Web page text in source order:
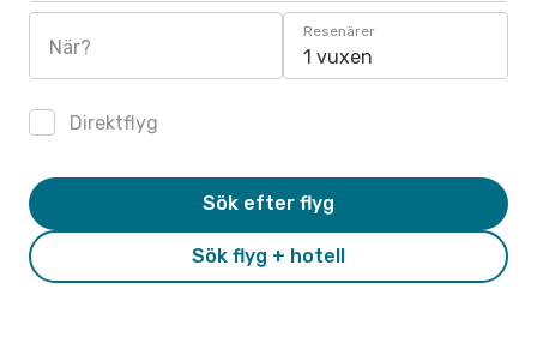
När?
Resenärer
1 vuxen
Direktflyg
Sök flyg + hotell
Sök efter flyg